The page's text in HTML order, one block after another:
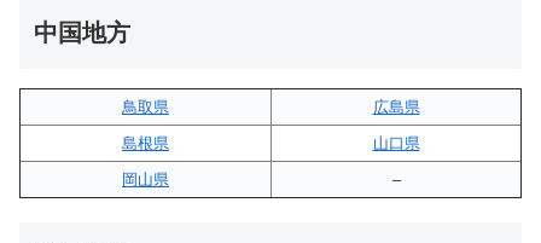
中国地方
鳥取県
広島県
島根県
山口県
岡山県
–